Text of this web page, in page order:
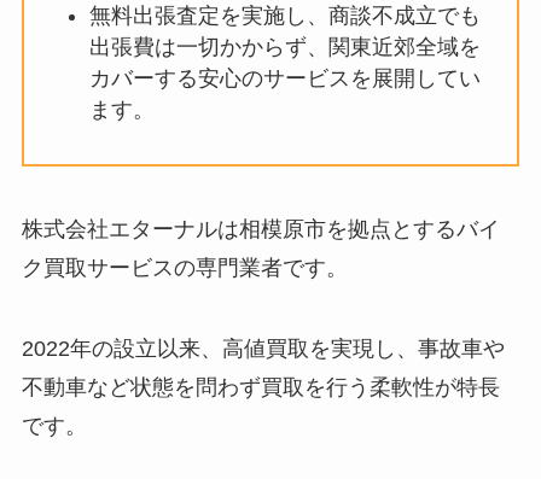
無料出張査定を実施し、商談不成立でも
出張費は一切かからず、関東近郊全域を
カバーする安心のサービスを展開してい
ます。
株式会社エターナルは相模原市を拠点とするバイ
ク買取サービスの専門業者です。
2022年の設立以来、高値買取を実現し、事故車や
不動車など状態を問わず買取を行う柔軟性が特長
です。